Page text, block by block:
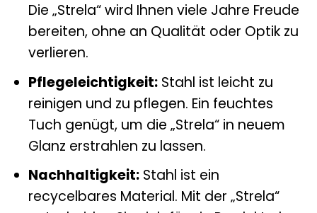
Die „Strela“ wird Ihnen viele Jahre Freude
bereiten, ohne an Qualität oder Optik zu
verlieren.
Pflegeleichtigkeit:Stahl ist leicht zu
reinigen und zu pflegen. Ein feuchtes
Tuch genügt, um die „Strela“ in neuem
Glanz erstrahlen zu lassen.
Nachhaltigkeit:Stahl ist ein
recycelbares Material. Mit der „Strela“